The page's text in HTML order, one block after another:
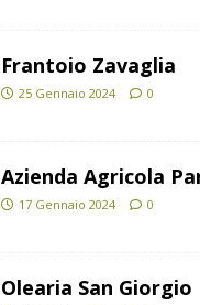
Frantoio Zavaglia
25 Gennaio 2024 0
Azienda Agricola
17 Gennaio 2024 0
Olearia San Giorgio